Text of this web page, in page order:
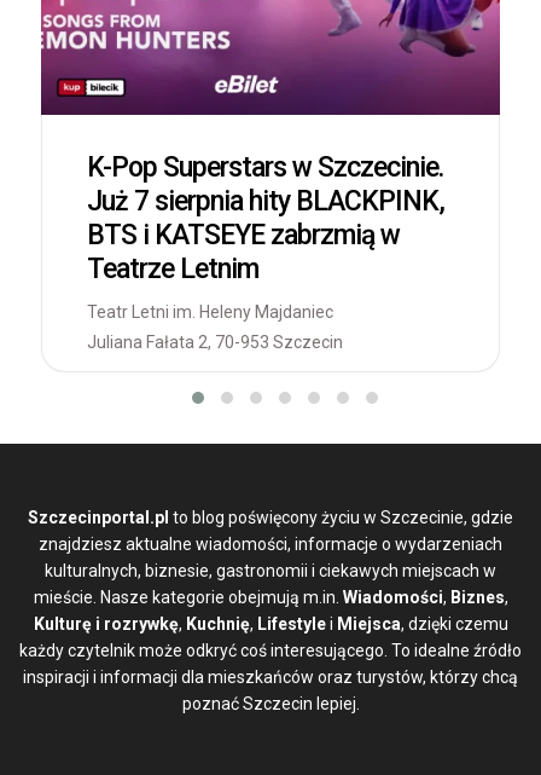
K-Pop Superstars w Szczecinie.
Już 7 sierpnia hity BLACKPINK,
BTS i KATSEYE zabrzmią w
Teatrze Letnim
Teatr Letni im. Heleny Majdaniec
Juliana Fałata 2, 70-953 Szczecin
Szczecinportal.pl to blog poświęcony życiu w Szczecinie, gdzie
znajdziesz aktualne wiadomości, informacje o wydarzeniach
kulturalnych, biznesie, gastronomii i ciekawych miejscach w
mieście. Nasze kategorie obejmują m.in. Wiadomości, Biznes,
Kulturę i rozrywkę, Kuchnię, Lifestylei Miejsca, dzięki czemu
każdy czytelnik może odkryć coś interesującego. To idealne źródło
inspiracji i informacji dla mieszkańców oraz turystów, którzy chcą
poznać Szczecin lepiej.